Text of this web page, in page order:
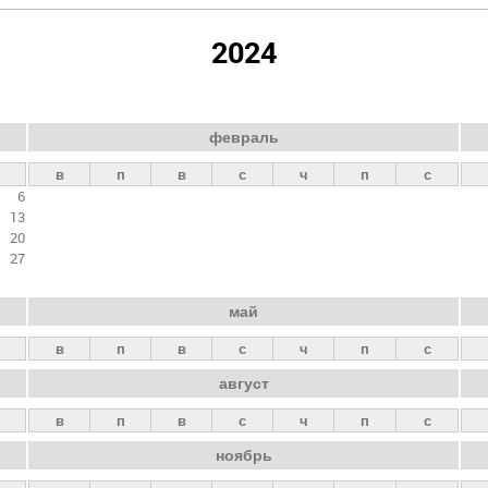
2024
6
13
20
27
февраль
в п в с ч п с
май
в п в с ч п с
август
в п в с ч п с
ноябрь